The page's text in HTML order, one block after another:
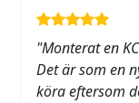
"Monterat en
Det är som en
köra eftersom